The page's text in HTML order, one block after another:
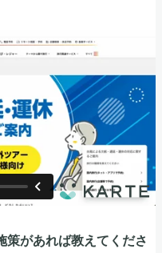
があれば教えてくださ